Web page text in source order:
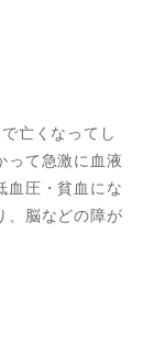
亡くなってし
って急激に血液
血圧・貧血にな
、脳などの障が